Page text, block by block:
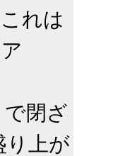
れは
閉ざ
り上が